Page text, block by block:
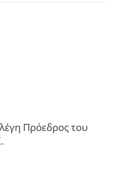
Πρόεδρος του